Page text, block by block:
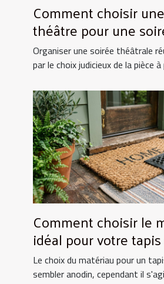
Comment choisir
théâtre pour une
?
Organiser une soirée théâtrale
par le choix judicieux de la pièce à
Comment choisir le
idéal pour votre
Le choix du matériau pour un
sembler anodin, cependant il